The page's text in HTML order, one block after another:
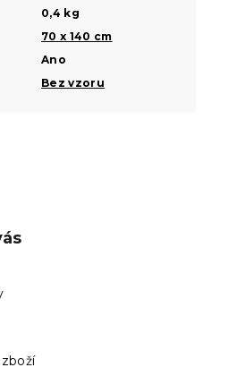
0,4 kg
70 x 140 cm
Ano
Bez vzoru